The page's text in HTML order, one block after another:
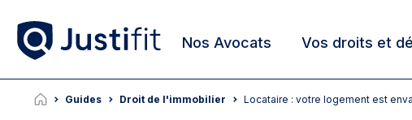
Nos Avocats Vos droits et
Guides Droit de l'immobilier Locataire : votre logement est